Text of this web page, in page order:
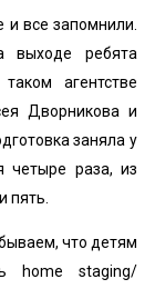
и все запомнили.
выходе ребята
агентстве
Дворникова и
заняла у
четыре раза, из
пять.
что детям
home staging/